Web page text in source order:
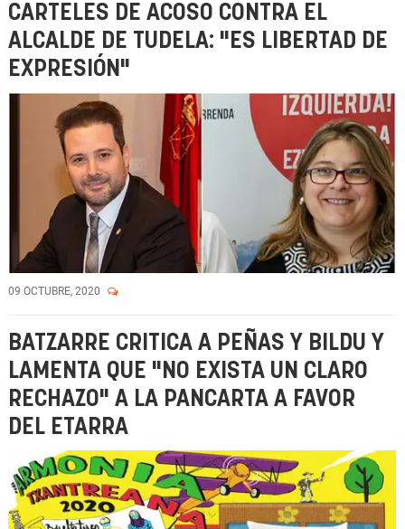
CARTELES DE ACOSO CONTRA EL
ALCALDE DE TUDELA: "ES LIBERTAD DE
EXPRESIÓN"
09 OCTUBRE, 2020
BATZARRE CRITICA A PEÑAS Y BILDU Y
LAMENTA QUE "NO EXISTA UN CLARO
RECHAZO" A LA PANCARTA A FAVOR
DEL ETARRA